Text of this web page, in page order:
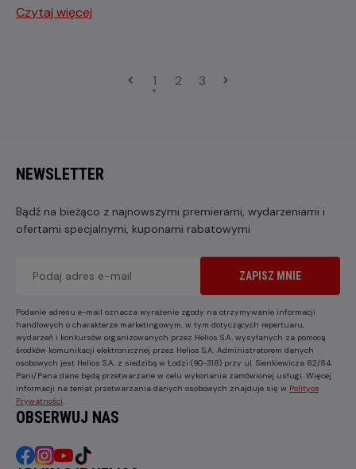
Czytaj więcej
1 2 3
NEWSLETTER
Bądź na bieżąco z najnowszymi premierami, wydarzeniami i
ofertami specjalnymi, kuponami rabatowymi
ZAPISZ MNIE
Podanie adresu e-mail oznacza wyrażenie zgody na otrzymywanie informacji
handlowych o charakterze marketingowym, w tym dotyczących repertuaru,
wydarzeń i konkursów organizowanych przez Helios S.A. wysyłanych za pomocą
środków komunikacji elektronicznej przez Helios S.A. Administratorem danych
osobowych jest Helios S.A. z siedzibą w Łodzi (90-318) przy ul. Sienkiewicza 82/84.
Pani/Pana dane będą przetwarzane w celu wykonania zamówionej usługi. Więcej
informacji na temat przetwarzania danych osobowych znajduje się w Polityce
Prywatności.
OBSERWUJ NAS